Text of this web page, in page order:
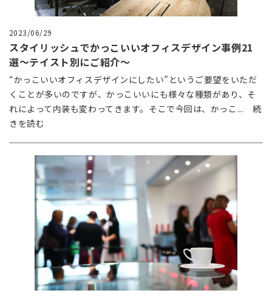
2023/06/29
スタイリッシュでかっこいいオフィスデザイン事例21
選～テイスト別にご紹介～
“かっこいいオフィスデザインにしたい”というご要望をいただ
くことが多いのですが、かっこいいにも様々な種類があり、そ
れによって内装も変わってきます。そこで今回は、かっこ... 続
きを読む